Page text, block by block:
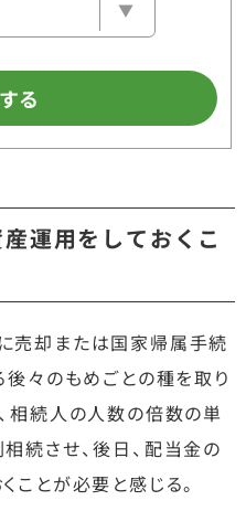
る
運用をしておくこ
売却または国家帰属手続
後々のもめごとの種を取り
相続人の人数の倍数の単
続させ、後日、配当金の
ことが必要と感じる。